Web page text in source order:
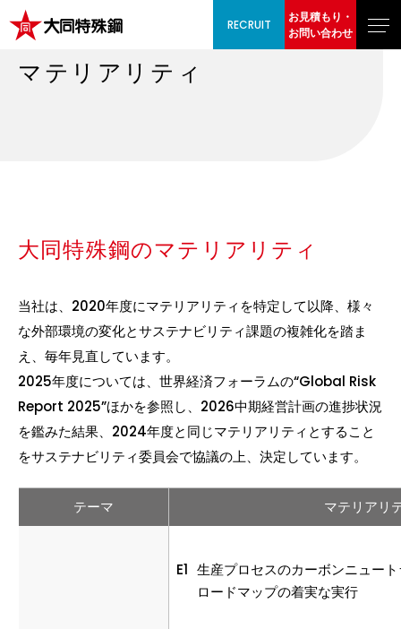
RECRUIT
お見積もり・
お問い合わせ
マテリアリティ
大同特殊鋼のマテリアリティ
当社は、2020年度にマテリアリティを特定して以降、様々
な外部環境の変化とサステナビリティ課題の複雑化を踏ま
え、毎年見直しています。
2025年度については、世界経済フォーラムの“Global Risk
Report 2025”ほかを参照し、2026中期経営計画の進捗状況
を鑑みた結果、2024年度と同じマテリアリティとすること
をサステナビリティ委員会で協議の上、決定しています。
テーマ マテリアリ
E1 生産プロセスのカーボンニュー
ロードマップの着実な実行